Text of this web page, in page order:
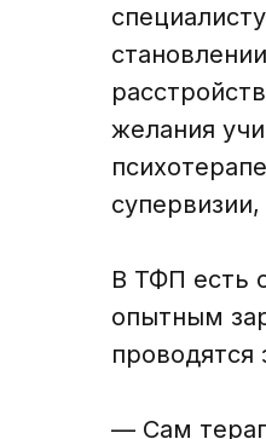
желания
В ТФП есть
опытным
— Сам